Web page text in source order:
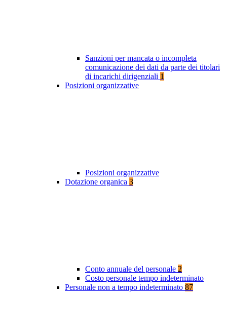
Sanzioni per mancata o incompleta
comunicazione dei dati da parte dei titolari
di incarichi dirigenziali 1
Posizioni organizzative
Posizioni organizzative
Dotazione organica 3
Conto annuale del personale 2
Costo personale tempo indeterminato
Personale non a tempo indeterminato 87